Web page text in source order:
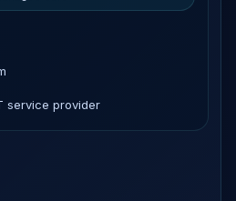
service provider